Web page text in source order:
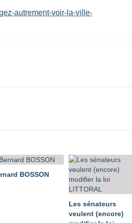
autrement-voir-la-ville-
BOSSON
Les sénateurs
veulent (encore)